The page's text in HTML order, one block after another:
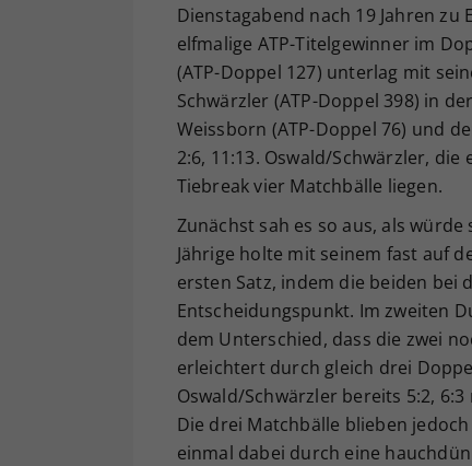
Dienstagabend nach 19 Jahren
elfmalige ATP-Titelgewinner im
(ATP-Doppel 127) unterlag mit
Schwärzler (ATP-Doppel 398) in
Weissborn (ATP-Doppel 76) und
2:6, 11:13. Oswald/Schwärzler,
Tiebreak vier Matchbälle liegen.
Zunächst sah es so aus, als
Jährige holte mit seinem fast auf
ersten Satz, indem die beiden bei
Entscheidungspunkt. Im zweiten
dem Unterschied, dass die zwei
erleichtert durch gleich drei
Oswald/Schwärzler bereits 5:2,
Die drei Matchbälle blieben
einmal dabei durch eine